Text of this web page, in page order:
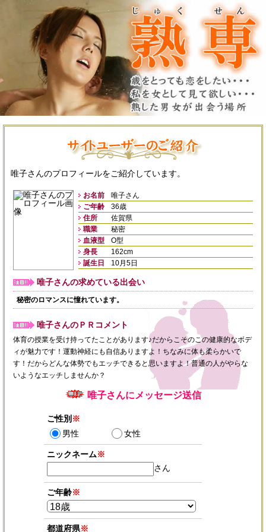
唯子さんのプロフィールをご紹介しています。
お名前
唯子さん
ご年齢
36歳
住所
佐賀県
職業
秘密
血液型
O型
身長
162cm
誕生日
10月5日
唯子さんの求めている出会い
秘密のロマンスに憧れています。
唯子さんのＰＲコメント
体育の授業を受け持ってたことがあります♪だからこそのこの健康的なボデ
ィが魅力です！運動神経にも自信ありますよ！ちなみに体も柔らかいで
す！だからどんな体勢でもエッチできると思いますよ！普通の人がやらな
いようなエッチしませんか？
唯子さんにメッセージ送信